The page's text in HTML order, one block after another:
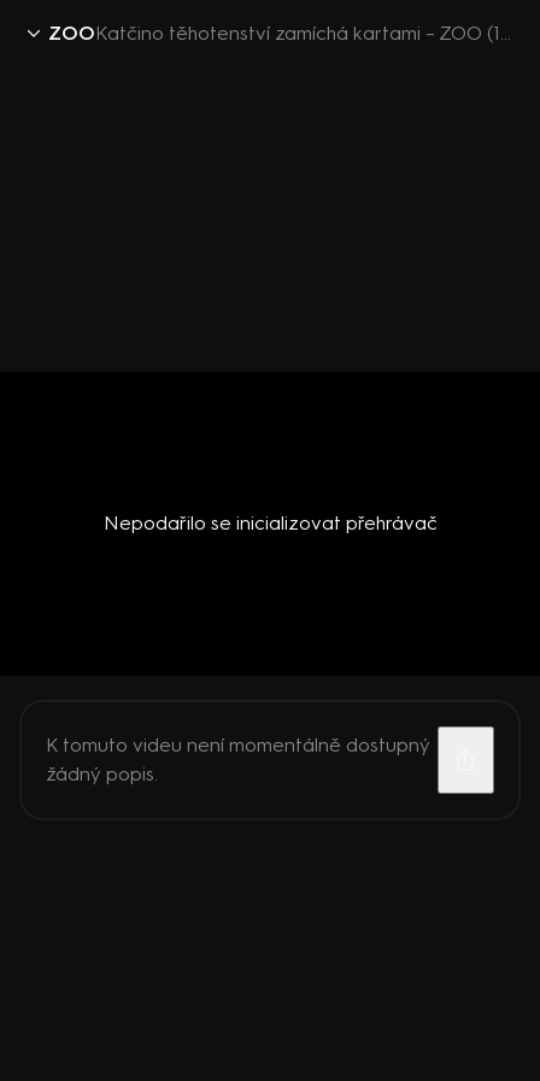
ZOO Katčino těhotenství zamíchá kartami – ZOO (152)
Nepodařilo se inicializovat přehrávač
K tomuto videu není momentálně dostupný
žádný popis.